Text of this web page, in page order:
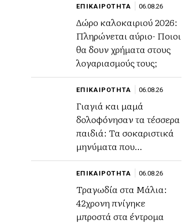
ΕΠΙΚΑΙΡΟΤΗΤΑ 06.08.26
Δώρο καλοκαιριού 2026:
Πληρώνεται αύριο- Ποιοι
θα δουν χρήματα στους
λογαριασμούς τους;
ΕΠΙΚΑΙΡΟΤΗΤΑ 06.08.26
Γιαγιά και μαμά
δολοφόνησαν τα τέσσερα
παιδιά: Τα σοκαριστικά
μηνύματα που
αποκάλυψαν το σχέδιο
τους.
ΕΠΙΚΑΙΡΟΤΗΤΑ 06.08.26
Τραγωδία στα Μάλια:
42χρονη πνίγηκε
μπροστά στα έντρομα